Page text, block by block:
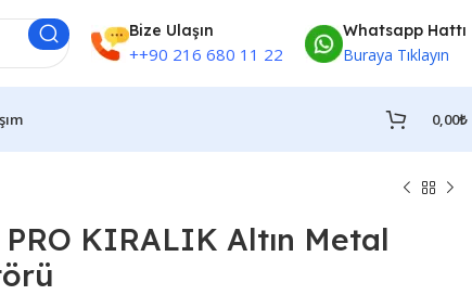
Bize Ulaşın
++90 216 680 11 22
Whatsapp Hattı
Buraya Tıklayın
0,00₺
PRO KIRALIK Altın Metal